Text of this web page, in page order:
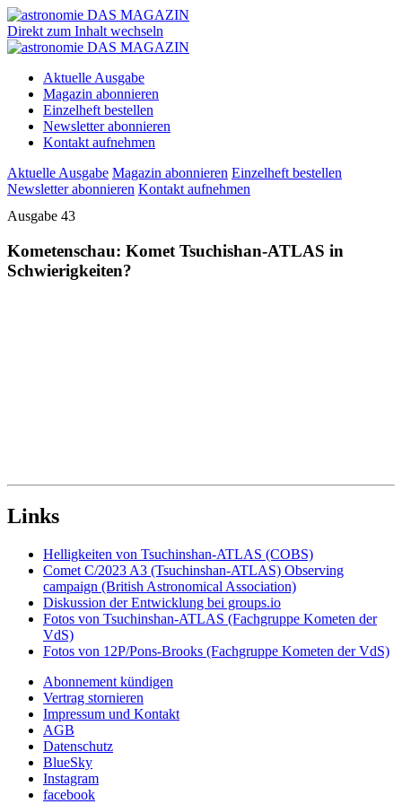
Direkt zum Inhalt wechseln
Aktuelle Ausgabe
Magazin abonnieren
Einzelheft bestellen
Newsletter abonnieren
Kontakt aufnehmen
Aktuelle Ausgabe Magazin abonnieren Einzelheft bestellen
Newsletter abonnieren Kontakt aufnehmen
Ausgabe 43
Kometenschau: Komet Tsuchishan-ATLAS in
Schwierigkeiten?
Links
Helligkeiten von Tsuchinshan-ATLAS (COBS)
Comet C/2023 A3 (Tsuchinshan-ATLAS) Observing
campaign (British Astronomical Association)
Diskussion der Entwicklung bei groups.io
Fotos von Tsuchinshan-ATLAS (Fachgruppe Kometen der
VdS)
Fotos von 12P/Pons-Brooks (Fachgruppe Kometen der VdS)
Abonnement kündigen
Vertrag stornieren
Impressum und Kontakt
AGB
Datenschutz
BlueSky
Instagram
facebook